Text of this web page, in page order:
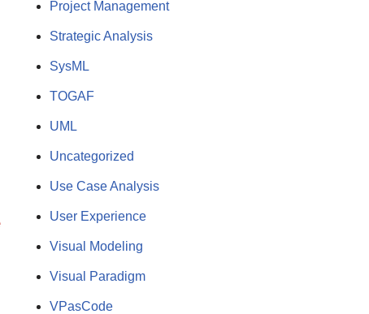
Project Management
Strategic Analysis
SysML
TOGAF
UML
Uncategorized
Use Case Analysis
User Experience
Visual Modeling
Visual Paradigm
VPasCode